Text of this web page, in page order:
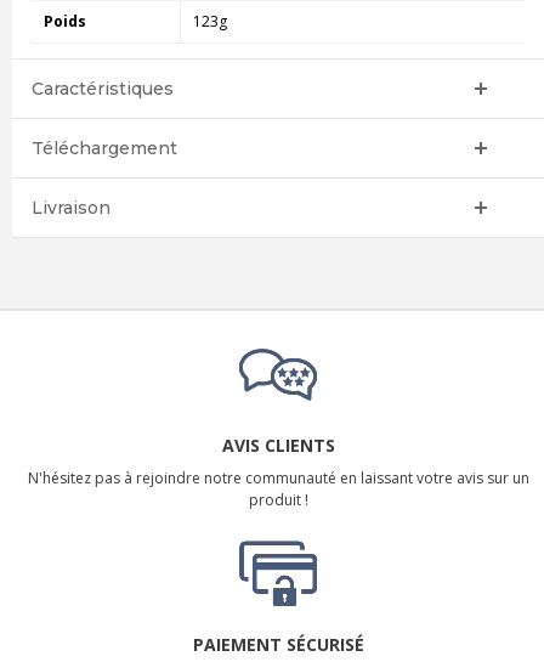
Poids 123g
Caractéristiques
Téléchargement
Livraison
AVIS CLIENTS
N'hésitez pas à rejoindre notre communauté en laissant votre avis sur un
produit !
PAIEMENT SÉCURISÉ